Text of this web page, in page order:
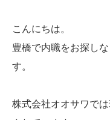
こんにちは。
豊橋で内職をお探し
す。
株式会社オオサワで